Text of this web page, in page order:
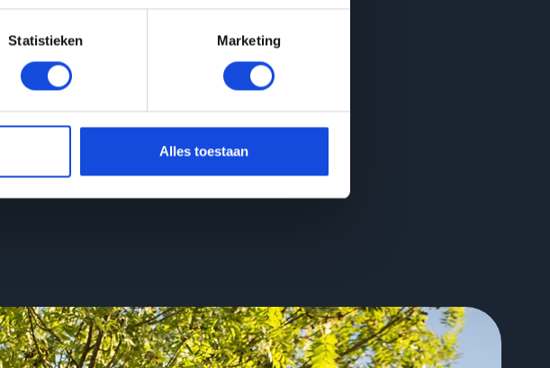
Statistieken Marketing
Alles toestaan